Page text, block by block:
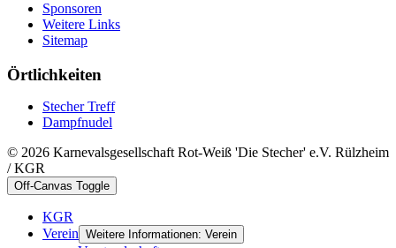
Sponsoren
Weitere Links
Sitemap
Örtlichkeiten
Stecher Treff
Dampfnudel
© 2026 Karnevalsgesellschaft Rot-Weiß 'Die Stecher' e.V. Rülzheim
/ KGR
Off-Canvas Toggle
KGR
Verein Weitere Informationen: Verein